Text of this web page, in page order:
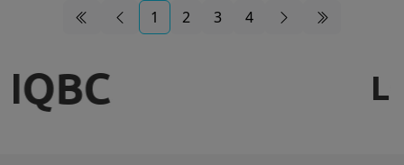
1 2 3 4